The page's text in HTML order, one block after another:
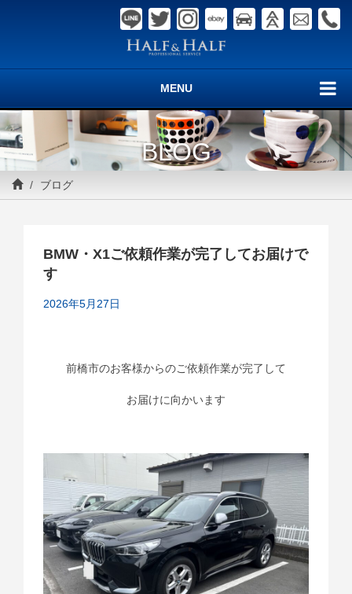
MENU
BLOG
ブログ
BMW・X1ご依頼作業が完了してお届けで
す
2026年5月27日
前橋市のお客様からのご依頼作業が完了して
お届けに向かいます